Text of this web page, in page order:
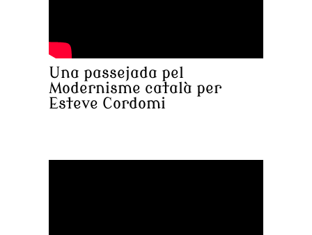
Una passejada pel
Modernisme català per
Esteve Cordomi